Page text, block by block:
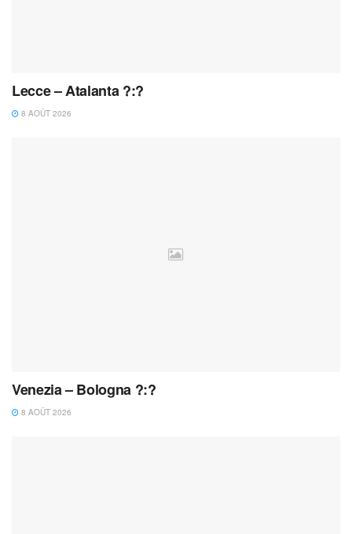
Lecce – Atalanta ?:?
8 AOÛT 2026
Venezia – Bologna ?:?
8 AOÛT 2026